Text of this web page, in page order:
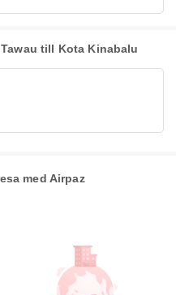
till Kota Kinabalu
med Airpaz